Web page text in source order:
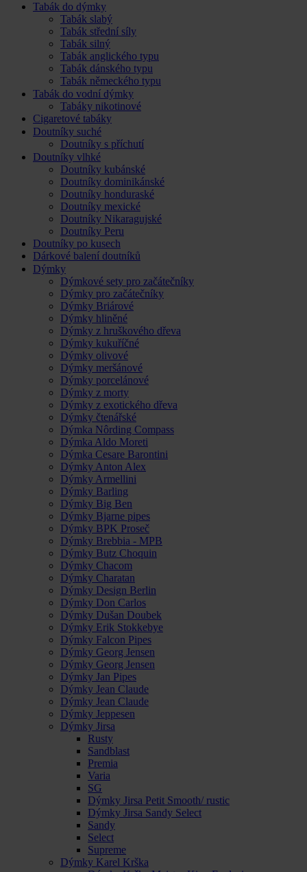
Tabák do dýmky
Tabák slabý
Tabák střední síly
Tabák silný
Tabák anglického typu
Tabák dánského typu
Tabák německého typu
Tabák do vodní dýmky
Tabáky nikotinové
Cigaretové tabáky
Doutníky suché
Doutníky s příchutí
Doutníky vlhké
Doutníky kubánské
Doutníky dominikánské
Doutníky honduraské
Doutníky mexické
Doutníky Nikaragujské
Doutníky Peru
Doutníky po kusech
Dárkové balení doutníků
Dýmky
Dýmkové sety pro začátečníky
Dýmky pro začátečníky
Dýmky Briárové
Dýmky hliněné
Dýmky z hruškového dřeva
Dýmky kukuříčné
Dýmky olivové
Dýmky meršánové
Dýmky porcelánové
Dýmky z morty
Dýmky z exotického dřeva
Dýmky čtenářské
Dýmka Nôrding Compass
Dýmka Aldo Moreti
Dýmka Cesare Barontini
Dýmky Anton Alex
Dýmky Armellini
Dýmky Barling
Dýmky Big Ben
Dýmky Bjarne pipes
Dýmky BPK Proseč
Dýmky Brebbia - MPB
Dýmky Butz Choquin
Dýmky Chacom
Dýmky Charatan
Dýmky Design Berlin
Dýmky Don Carlos
Dýmky Dušan Doubek
Dýmky Erik Stokkebye
Dýmky Falcon Pipes
Dýmky Georg Jensen
Dýmky Georg Jensen
Dýmky Jan Pipes
Dýmky Jean Claude
Dýmky Jean Claude
Dýmky Jeppesen
Dýmky Jirsa
Rusty
Sandblast
Premia
Varia
SG
Dýmky Jirsa Petit Smooth/ rustic
Dýmky Jirsa Sandy Select
Sandy
Select
Supreme
Dýmky Karel Krška